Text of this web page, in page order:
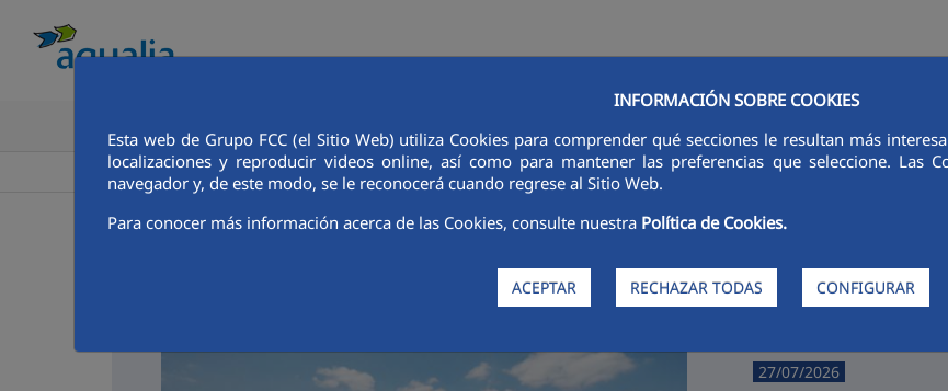
INFORMACIÓN SOBRE COOKIES
Esta web de Grupo FCC (el Sitio Web) utiliza Cookies para comprender qué secciones le resultan más
localizaciones y reproducir videos online, así como para mantener las preferencias que seleccione. Las
navegador y, de este modo, se le reconocerá cuando regrese al Sitio Web.
Para conocer más información acerca de las Cookies, consulte nuestra Política de Cookies.
ACEPTAR RECHAZAR TODAS CONFIGURAR
Aqualia ES > El Rocío >Noticias
Últimas noticias
27/07/2026